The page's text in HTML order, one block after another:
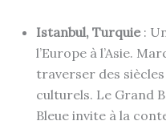
Istanbul, Turquie:
l’Europe à l’Asie.
traverser des
culturels. Le Grand
Bleue invite à la